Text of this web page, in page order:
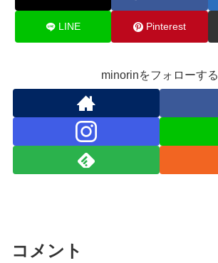
LINE Pinterest
minorinをフォローする
コメント